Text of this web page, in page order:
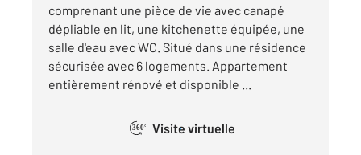
comprenant une pièce de vie avec canapé
dépliable en lit, une kitchenette équipée, une
salle d'eau avec WC. Situé dans une résidence
sécurisée avec 6 logements. Appartement
entièrement rénové et disponible ...
360° Visite virtuelle